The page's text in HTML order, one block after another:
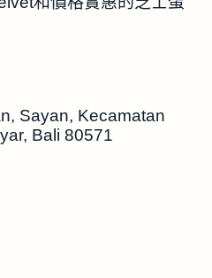
Sayan, Kecamatan
Bali 80571